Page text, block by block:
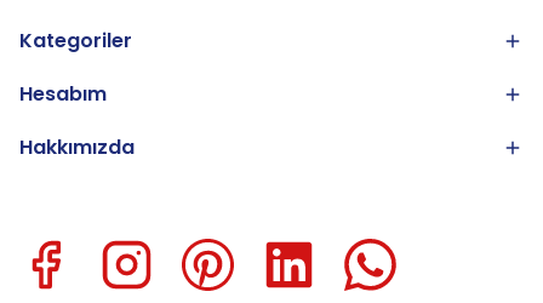
Kategoriler
Hesabım
Hakkımızda